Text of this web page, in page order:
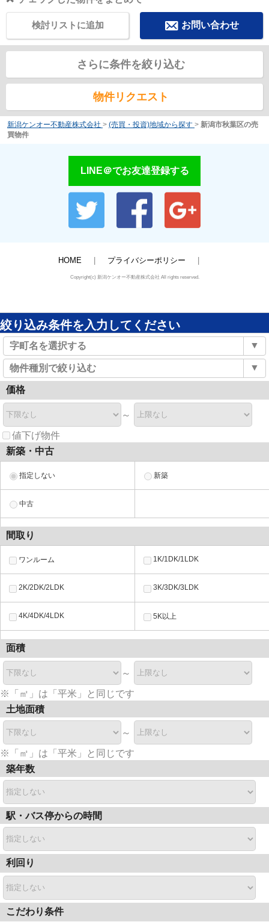
お問い合わせ
検討リストに追加
さらに条件を絞り込む
物件リクエスト
新潟ケンオー不動産株式会社 > (売買・投資)地域から探す > 新潟市秋葉区の売
買物件
LINE＠でお友達登録する
HOME プライバシーポリシー
Copyright(c) 新潟ケンオー不動産株式会社 All rights reserved.
絞り込み条件を入力してください
字町名を選択する ▼
物件種別で絞り込む ▼
価格
～
値下げ物件
新築・中古
指定しない 新築
中古
間取り
ワンルーム 1K/1DK/1LDK
2K/2DK/2LDK 3K/3DK/3LDK
4K/4DK/4LDK 5K以上
面積
～
※「㎡」は「平米」と同じです
土地面積
～
※「㎡」は「平米」と同じです
築年数
駅・バス停からの時間
利回り
こだわり条件